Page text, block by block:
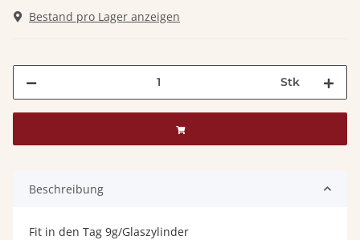
Bestand pro Lager anzeigen
Stk
Beschreibung
Fit in den Tag 9g/Glaszylinder